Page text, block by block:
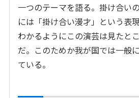
一つのテーマを語る。掛け合い
には「掛け合い漫才」という表
わかるようにこの演芸は見たと
だ。このためか我が国では一般
ている。